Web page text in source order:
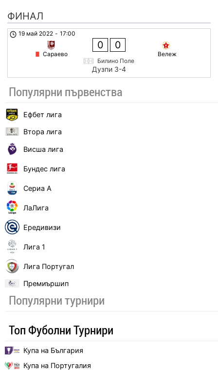
Популярни първенства
Ефбет лига
Втора лига
Висша лига
Бундес лига
Сериа А
ЛаЛига
Ередивизи
Лига 1
Лига Португал
Премиършип
Популярни турнири
Топ Фуболни Турнири
Купа на България
Купа на Португалия
ФИНАЛ
19 май 2022 - 17:00
Сараево
0 0
Вележ
Билино Поле
Дузпи 3-4